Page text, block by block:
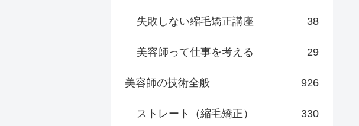
失敗しない縮毛矯正講座 38
美容師って仕事を考える 29
美容師の技術全般 926
ストレート（縮毛矯正） 330